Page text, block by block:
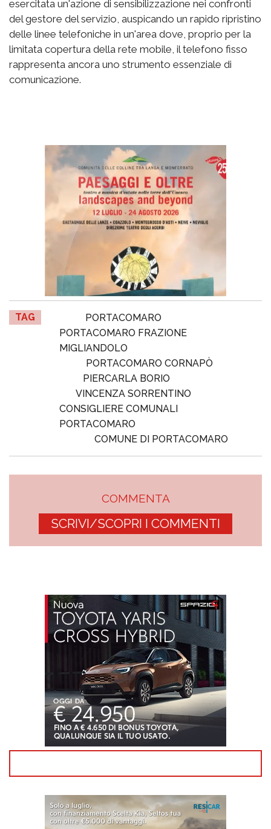
esercitata un'azione di sensibilizzazione nei confronti
del gestore del servizio, auspicando un rapido ripristino
delle linee telefoniche in un'area dove, proprio per la
limitata copertura della rete mobile, il telefono fisso
rappresenta ancora uno strumento essenziale di
comunicazione.
TAG
PORTACOMARO
PORTACOMARO FRAZIONE
MIGLIANDOLO
PORTACOMARO CORNAPÒ
PIERCARLA BORIO
VINCENZA SORRENTINO
CONSIGLIERE COMUNALI
PORTACOMARO
COMUNE DI PORTACOMARO
COMMENTA
SCRIVI/SCOPRI I COMMENTI